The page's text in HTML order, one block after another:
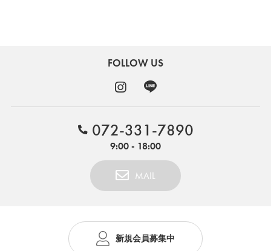
FOLLOW US
MAIL
072-331-7890
9:00 - 18:00
新規会員募集中